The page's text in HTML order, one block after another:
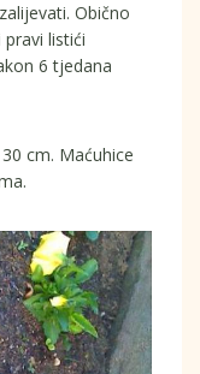
Obično
listići
6 tjedana
cm. Maćuhice